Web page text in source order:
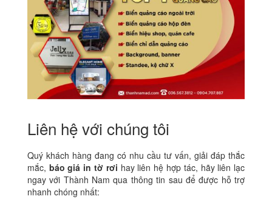
Liên hệ với chúng tôi
Quý khách hàng đang có nhu cầu tư vấn, giải đáp thắc
mắc, báo giá in tờ rơi hay liên hệ hợp tác, hãy liên lạc
ngay với Thành Nam qua thông tin sau để được hỗ trợ
nhanh chóng nhất: